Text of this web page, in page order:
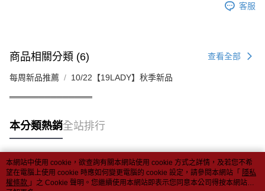
客服
商品相關分類 (6) 查看全部
每周新品推薦 10/22【19LADY】秋季新品
══════════════
本分類熱銷全站排行
熱門標籤
本網站中使用 cookie，欲查詢有關本網站使用 cookie 方式之詳情，及若您不希
望在電腦上使用 cookie 時應如何變更電腦的 cookie 設定，請參閱本網站「 隱私
權條款 」之 Cookie 聲明。您繼續使用本網站即表示您同意本公司得按本網站使